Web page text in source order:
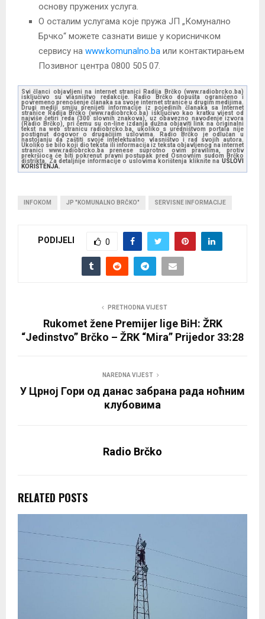
основу пружених услуга.
О осталим услугама које пружа ЈП „Комунално
Брчко“ можете сазнати више у корисничком
сервису на www.komunalno.ba или контактирањем
Позивног центра 0800 505 07.
Svi članci objavljeni na internet stranici Radija Brčko (www.radiobrcko.ba)
isključivo su vlasništvo redakcije. Radio Brčko dopušta ograničeno i
povremeno prenošenje članaka sa svoje internet stranice u drugim medijima.
Drugi mediji smiju prenijeti informacije iz pojedinih članaka sa Internet
stranice Radija Brčko (www.radiobrcko.ba) isključivo kao kratku vijest od
najviše četiri reda (300 slovnih znakova), uz obavezno navođenje izvora
(Radio Brčko), pri čemu su on-line izdanja dužna objaviti link na originalni
tekst na web stranicu radiobrcko.ba, ukoliko s uredništvom portala nije
postignut dogovor o drugačijim uslovima. Radio Brčko je odlučan u
nastojanju da zaštiti svoje intelektualno vlasništvo i rad svojih autora.
Ukoliko se bilo koji dio teksta ili informacija iz teksta objavljenog na internet
stranici www.radiobrcko.ba prenese suprotno ovim pravilima, protiv
prekršioca će biti pokrenut pravni postupak pred Osnovnim sudom Brčko
distrikta. Za detaljnije informacije o uslovima korištenja kliknite na USLOVI
KORIŠTENJA.
INFOKOM JP "KOMUNALNO BRČKO" SERVISNE INFORMACIJE
PODIJELI 0
PRETHODNA VIJEST
Rukomet žene Premijer lige BiH: ŽRK
“Jedinstvo” Brčko – ŽRK “Mira” Prijedor 33:28
NAREDNA VIJEST
У Црној Гори од данас забрана рада ноћним
клубовима
Radio Brčko
RELATED POSTS